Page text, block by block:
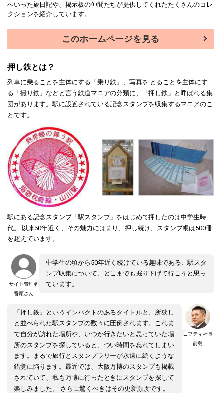
へいった旅日記や、掲示板の仲間たちが提供してくれたたくさんのコレ
クションを紹介しています。
このホームページを見る
押し鉄とは？
列車に乗ることを主体にする「乗り鉄」、写真を とることを主体にす
る「撮り鉄」などと言う鉄道マニアの分類に、「押し鉄」と呼ばれる集
団があります。駅に設置されている記念スタンプを収集するマニアのこ
とです。
駅にある記念スタンプ「駅スタンプ」をはじめて押したのは中学生時
代。 以来50年近く、その魅力にはまり、押し続け、スタンプ帳は500冊
を超えています。
サイト管理者
番頭さん
中学生の頃から50年近く続けている趣味である、駅スタ
ンプ収集について、どこまでも掘り下げて行こうと思っ
ています。
ニフティ社長
前島
「押し鉄」というインパクトのあるタイトルと、所狭し
と並べられた駅スタンプの数々に圧倒されます。これま
で自分が訪れた場所や、いつか行きたいと思っていた場
所のスタンプを探していると、つい時間を忘れてしまい
ます。まるで旅行とスタンプラリーが永遠に続くような
錯覚に陥ります。最近では、大阪万博のスタンプも掲載
されていて、私も万博に行ったときにスタンプを探して
楽しみました。 さらに驚くべきはその更新頻度です。